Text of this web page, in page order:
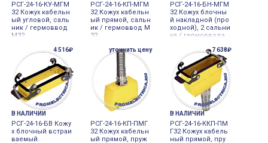
РСГ-24-16-КУ-МГМ
32 Кожух кабельн
ый угловой, саль
ник / гермоввод
М32.
РСГ-24-16-КП-МГМ
32 Кожух кабельн
ый прямой, сальн
ик / гермоввод М
32.
РСГ-24-16-БН-МГМ
32 Кожух блочны
й накладной (про
ходной), 2 сальни
ка / гермоввода
4 516₽
В НАЛИЧИИ
РСГ-24-16-БВ Кожу
х блочный встраи
ваемый.
уточнить цену
РСГ-24-16-КП-ПМГ
32 Кожух кабельн
ый прямой, пруж
7 638₽
В НАЛИЧИИ
РСГ-24-16-ККП-ПМ
Г32 Кожух кабель
ный прямой, пру